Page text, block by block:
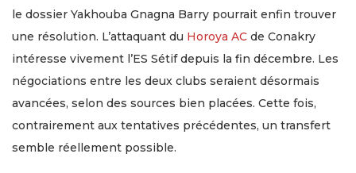
le dossier Yakhouba Gnagna Barry pourrait enfin trouver
une résolution. L’attaquant du Horoya AC de Conakry
intéresse vivement l’ES Sétif depuis la fin décembre. Les
négociations entre les deux clubs seraient désormais
avancées, selon des sources bien placées. Cette fois,
contrairement aux tentatives précédentes, un transfert
semble réellement possible.